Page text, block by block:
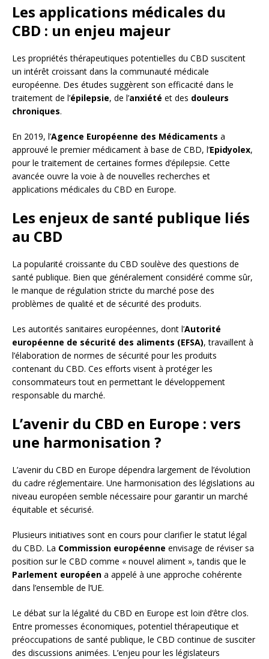
Les applications médicales du
CBD : un enjeu majeur
Les propriétés thérapeutiques potentielles du CBD suscitent
un intérêt croissant dans la communauté médicale
européenne. Des études suggèrent son efficacité dans le
traitement de l’épilepsie, de l’anxiété et des douleurs
chroniques.
En 2019, l’Agence Européenne des Médicaments a
approuvé le premier médicament à base de CBD, l’Epidyolex,
pour le traitement de certaines formes d’épilepsie. Cette
avancée ouvre la voie à de nouvelles recherches et
applications médicales du CBD en Europe.
Les enjeux de santé publique liés
au CBD
La popularité croissante du CBD soulève des questions de
santé publique. Bien que généralement considéré comme sûr,
le manque de régulation stricte du marché pose des
problèmes de qualité et de sécurité des produits.
Les autorités sanitaires européennes, dont l’Autorité
européenne de sécurité des aliments (EFSA), travaillent à
l’élaboration de normes de sécurité pour les produits
contenant du CBD. Ces efforts visent à protéger les
consommateurs tout en permettant le développement
responsable du marché.
L’avenir du CBD en Europe : vers
une harmonisation ?
L’avenir du CBD en Europe dépendra largement de l’évolution
du cadre réglementaire. Une harmonisation des législations au
niveau européen semble nécessaire pour garantir un marché
équitable et sécurisé.
Plusieurs initiatives sont en cours pour clarifier le statut légal
du CBD. La Commission européenne envisage de réviser sa
position sur le CBD comme « nouvel aliment », tandis que le
Parlement européen a appelé à une approche cohérente
dans l’ensemble de l’UE.
Le débat sur la légalité du CBD en Europe est loin d’être clos.
Entre promesses économiques, potentiel thérapeutique et
préoccupations de santé publique, le CBD continue de susciter
des discussions animées. L’enjeu pour les législateurs